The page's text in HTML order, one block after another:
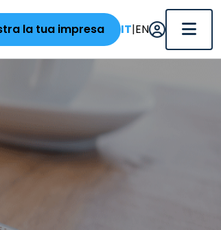
la tua impresa IT|EN